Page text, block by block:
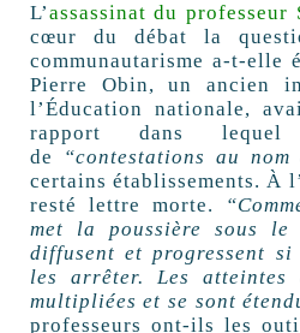
L’assassinat du professeur
cœur du débat la
communautarisme a-t-elle
Pierre Obin, un ancien
l’Éducation nationale,
rapport dans
de
“contestations au
certains établissements. À
resté lettre morte.
met la poussière sous le
diffusent et progressent
les arrêter. Les
multipliées et se sont
professeurs ont-ils les